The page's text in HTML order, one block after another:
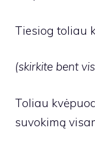
Tiesiog toliau
(skirkite bent
Toliau
suvokimą